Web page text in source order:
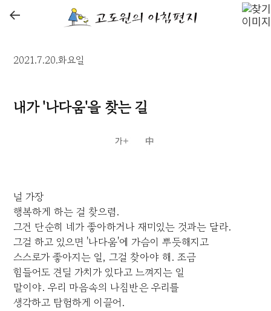
←
2021.7.20.화요일
내가 '나다움'을 찾는 길
널 가장
행복하게 하는 걸 찾으렴.
그건 단순히 네가 좋아하거나 재미있는 것과는 달라.
그걸 하고 있으면 '나다움'에 가슴이 뿌듯해지고
스스로가 좋아지는 일, 그걸 찾아야 해. 조금
힘들어도 견딜 가치가 있다고 느껴지는 일
말이야. 우리 마음속의 나침반은 우리를
생각하고 탐험하게 이끌어.